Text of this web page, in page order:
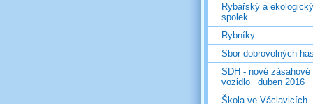
Rybářský a ekologický
spolek
Rybníky
Sbor dobrovolných
SDH - nové zásahové
vozidlo_ duben 2016
Škola ve Václavicích